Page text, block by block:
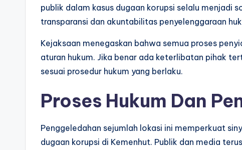
publik dalam kasus dugaan korupsi selalu menjadi
transparansi dan akuntabilitas penyelenggaraan
Kejaksaan menegaskan bahwa semua proses
aturan hukum. Jika benar ada keterlibatan pihak
sesuai prosedur hukum yang berlaku.
Proses Hukum Dan
Penggeledahan sejumlah lokasi ini memperkuat
dugaan korupsi di Kemenhut. Publik dan media